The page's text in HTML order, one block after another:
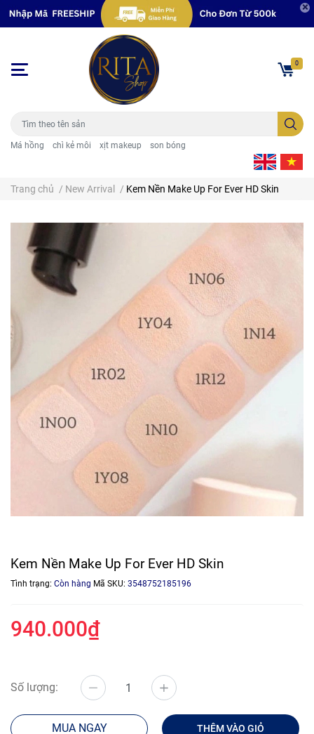
Má hồng chì kẻ môi xịt makeup son bóng
0
Trang chủ / New Arrival / Kem Nền Make Up For Ever HD Skin
Kem Nền Make Up For Ever HD Skin
Tình trạng: Còn hàng Mã SKU: 3548752185196
940.000₫
Số lượng:
MUA NGAY THÊM VÀO GIỎ